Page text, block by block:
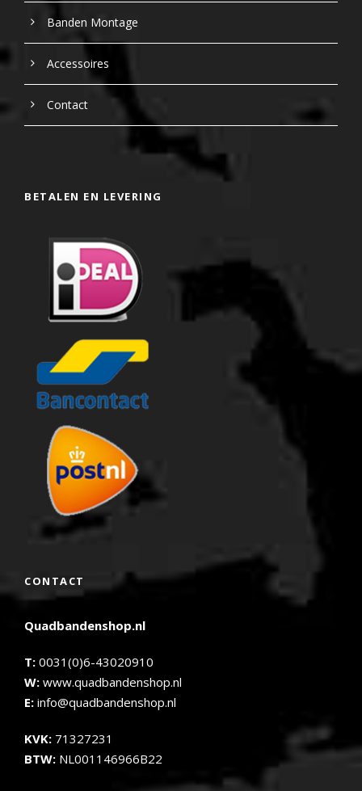
Banden Montage
Accessoires
Contact
BETALEN EN LEVERING
CONTACT
Quadbandenshop.nl
T: 0031(0)6-43020910
W: www.quadbandenshop.nl
E: info@quadbandenshop.nl
KVK: 71327231
BTW: NL001146966B22